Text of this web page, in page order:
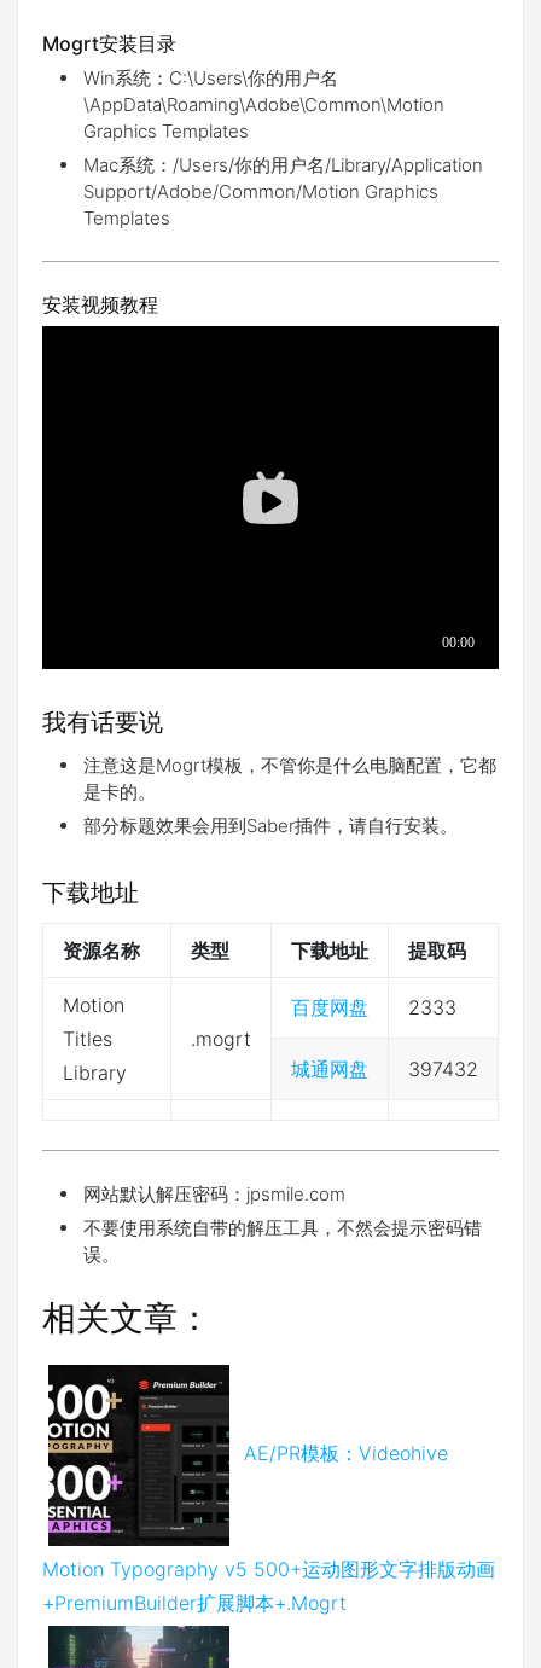
Mogrt安装目录
Win系统：C:\Users\你的用户名
\AppData\Roaming\Adobe\Common\Motion
Graphics Templates
Mac系统：/Users/你的用户名/Library/Application
Support/Adobe/Common/Motion Graphics
Templates
安装视频教程
我有话要说
注意这是Mogrt模板，不管你是什么电脑配置，它都
是卡的。
部分标题效果会用到Saber插件，请自行安装。
下载地址
资源名称 类型 下载地址 提取码
Motion
Titles
Library
.mogrt
百度网盘 2333
城通网盘 397432
网站默认解压密码：jpsmile.com
不要使用系统自带的解压工具，不然会提示密码错
误。
相关文章：
AE/PR模板：Videohive
Motion Typography v5 500+运动图形文字排版动画
+PremiumBuilder扩展脚本+.Mogrt